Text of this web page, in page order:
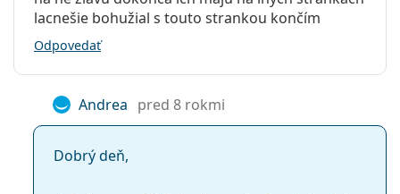
lacnešie bohužial s touto strankou končím
Odpovedať
Andrea pred 8 rokmi
Dobrý deň,